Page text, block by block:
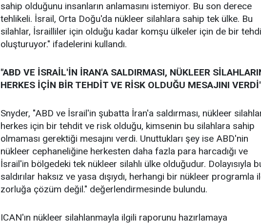
sahip olduğunu insanların anlamasını istemiyor. Bu son derece
tehlikeli. İsrail, Orta Doğu'da nükleer silahlara sahip tek ülke. Bu
silahlar, İsrailliler için olduğu kadar komşu ülkeler için de bir
oluşturuyor." ifadelerini kullandı.
"ABD VE İSRAİL'İN İRAN'A SALDIRMASI, NÜKLEER
HERKES İÇİN BİR TEHDİT VE RİSK OLDUĞU MESAJINI
Snyder, "ABD ve İsrail'in şubatta İran'a saldırması, nükleer
herkes için bir tehdit ve risk olduğu, kimsenin bu silahlara sahip
olmaması gerektiği mesajını verdi. Unuttukları şey ise ABD'nin
nükleer cephaneliğine herkesten daha fazla para harcadığı ve
İsrail'in bölgedeki tek nükleer silahlı ülke olduğudur. Dolayısıyla
saldırılar haksız ve yasa dışıydı, herhangi bir nükleer programla
zorluğa çözüm değil." değerlendirmesinde bulundu.
ICAN'ın nükleer silahlanmayla ilgili raporunu hazırlamaya